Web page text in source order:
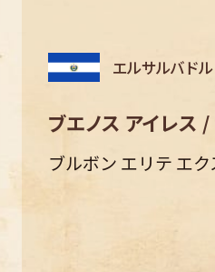
エルサルバドル
ブエノス アイレス
ブルボン エリテ エ